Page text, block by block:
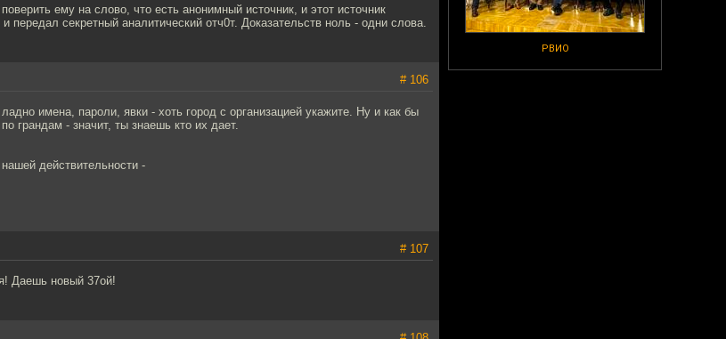
РВИО
ему на слово, что есть анонимный источник, и этот источник
передал секретный аналитический отч0т. Доказательств ноль - одни слова.
# 106
имена, пароли, явки - хоть город с организацией укажите. Ну и как бы
грандам - значит, ты знаешь кто их дает.
действительности -
# 107
Даешь новый 37ой!